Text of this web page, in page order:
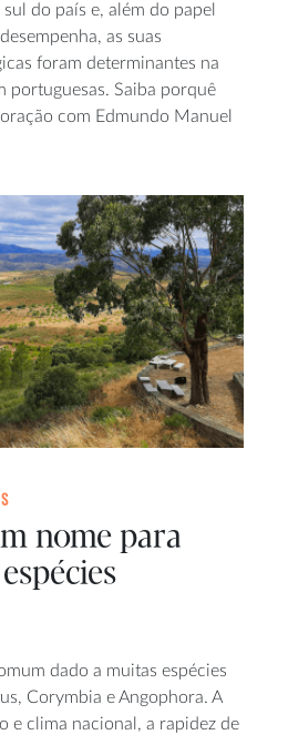
do país e, além do papel
as suas
foram determinantes na
portuguesas. Saiba porquê
com Edmundo Manuel
nome para
dado a muitas espécies
Corymbia e Angophora. A
e clima nacional, a rapidez de